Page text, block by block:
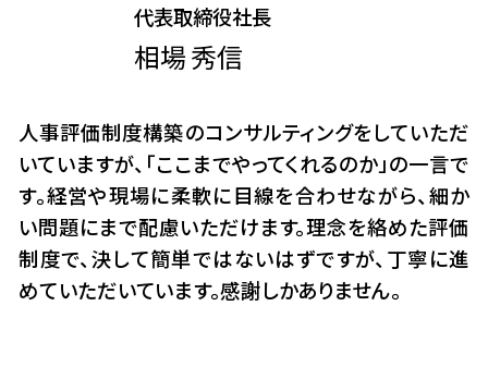
代表取締役社長
相場 秀信
人事評価制度構築のコンサルティングをしていただ
いていますが、「ここまでやってくれるのか」の一言で
す。経営や現場に柔軟に目線を合わせながら、細か
い問題にまで配慮いただけます。理念を絡めた評価
制度で、決して簡単ではないはずですが、丁寧に進
めていただいています。感謝しかありません。